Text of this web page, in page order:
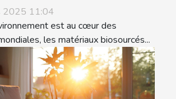
2025 11:04
est au cœur des
les matériaux biosourcés...